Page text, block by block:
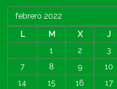
febrero 2022
L
M X J
1
2 3
7
8 9 10
14
15 16 17